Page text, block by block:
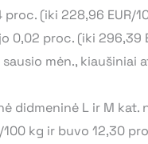
(iki 228,96
proc. (iki 296,39
mėn., kiaušiniai
didmeninė L ir M
kg ir buvo 12,30